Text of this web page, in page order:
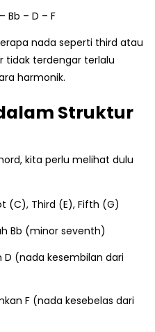
Bb – D – F
nada seperti third atau
tidak terdengar terlalu
harmonik.
Struktur
kita perlu melihat dulu
(C), Third (E), Fifth (G)
Bb (minor seventh)
D (nada kesembilan dari
F (nada kesebelas dari